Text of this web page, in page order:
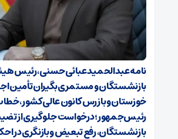
نامه عبدالحمید عبائی حسنی، رئیس
بازنشستگان و مستمری‌بگیران تأمین
خوزستان و بازرس کانون عالی کشور،
رئیس‌جمهور؛ درخواست جلوگیری از
بازنشستگان، رفع تبعیض و بازنگری در